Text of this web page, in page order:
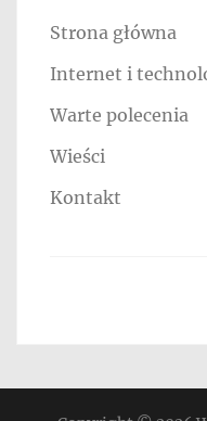
Strona główna
Internet i
Warte polecenia
Wieści
Kontakt